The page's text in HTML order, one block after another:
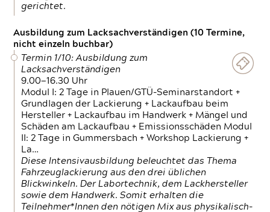
gerichtet.
Ausbildung zum Lacksachverständigen (10 Termine,
nicht einzeln buchbar)
Termin 1/10: Ausbildung zum
Lacksachverständigen
9.00—16.30 Uhr
Modul I: 2 Tage in Plauen/GTÜ-Seminarstandort +
Grundlagen der Lackierung + Lackaufbau beim
Hersteller + Lackaufbau im Handwerk + Mängel und
Schäden am Lackaufbau + Emissionsschäden Modul
II: 2 Tage in Gummersbach + Workshop Lackierung +
La…
Diese Intensivausbildung beleuchtet das Thema
Fahrzeuglackierung aus den drei üblichen
Blickwinkeln. Der Labortechnik, dem Lackhersteller
sowie dem Handwerk. Somit erhalten die
Teilnehmer*Innen den nötigen Mix aus physikalisch-